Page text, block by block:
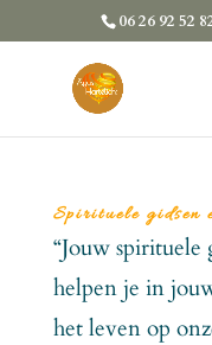
06 26 92 52
Spirituele gidsen
“Jouw
helpen je in
het leven op